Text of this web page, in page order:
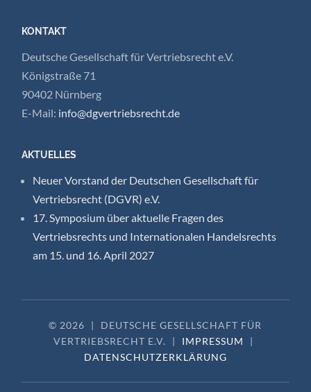
KONTAKT
Deutsche Gesellschaft für Vertriebsrecht e.V.
Königstraße 71
90402 Nürnberg
E-Mail: info@dgvertriebsrecht.de
AKTUELLES
Neuer Vorstand der Deutschen Gesellschaft für
Vertriebsrecht (DGVR) e.V.
17. Symposium über aktuelle Fragen des
Vertriebsrechts und Internationalen Handelsrechts
am 15. und 16. April 2027
© 2026 |
DEUTSCHE GESELLSCHAFT FÜR
VERTRIEBSRECHT E.V.
| IMPRESSUM
|
DATENSCHUTZERKLÄRUNG